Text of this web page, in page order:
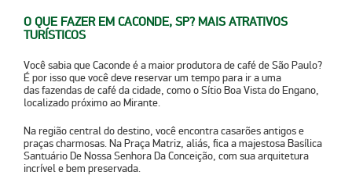
O QUE FAZER EM CACONDE, SP? MAIS ATRATIVOS
TURÍSTICOS
Você sabia que Caconde é a maior produtora de café de São Paulo?
É por isso que você deve reservar um tempo para ir a uma
dasfazendas de café da cidade, como o Sítio Boa Vista do Engano,
localizado próximo ao Mirante.
Na região central do destino, você encontra casarões antigos e
praças charmosas. Na Praça Matriz, aliás, fica a majestosaBasílica
Santuário De Nossa Senhora Da Conceição, com sua arquitetura
incrível e bem preservada.